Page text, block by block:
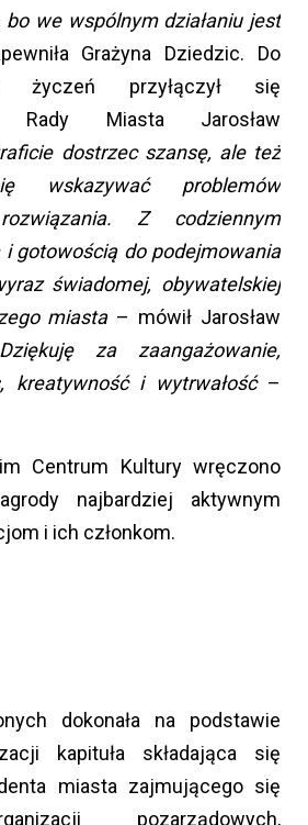
we wspólnym działaniu jest
Grażyna Dziedzic. Do
życzeń przyłączył się
Rady Miasta Jarosław
dostrzec szansę, ale też
problemów
Z codziennym
gotowością do podejmowania
świadomej, obywatelskiej
miasta– mówił Jarosław
Dziękuję za zaangażowanie,
kreatywność i wytrwałość –
Centrum Kultury wręczono
najbardziej aktywnym
i ich członkom.
dokonała na podstawie
kapituła składająca się
miasta zajmującego się
pozarządowych,